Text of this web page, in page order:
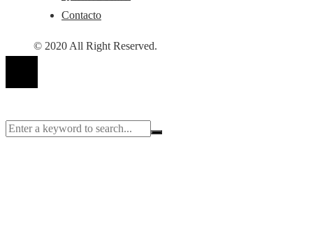
Contacto
© 2020 All Right Reserved.